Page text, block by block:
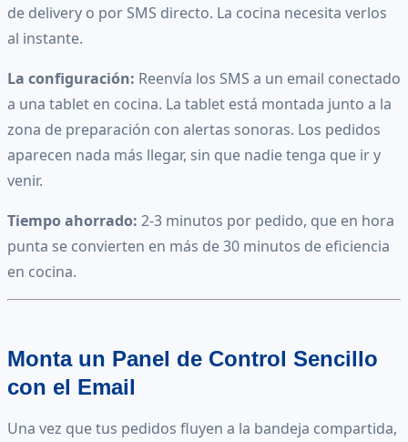
de delivery o por SMS directo. La cocina necesita verlos
al instante.
La configuración: Reenvía los SMS a un email conectado
a una tablet en cocina. La tablet está montada junto a la
zona de preparación con alertas sonoras. Los pedidos
aparecen nada más llegar, sin que nadie tenga que ir y
venir.
Tiempo ahorrado: 2-3 minutos por pedido, que en hora
punta se convierten en más de 30 minutos de eficiencia
en cocina.
Monta un Panel de Control Sencillo
con el Email
Una vez que tus pedidos fluyen a la bandeja compartida,